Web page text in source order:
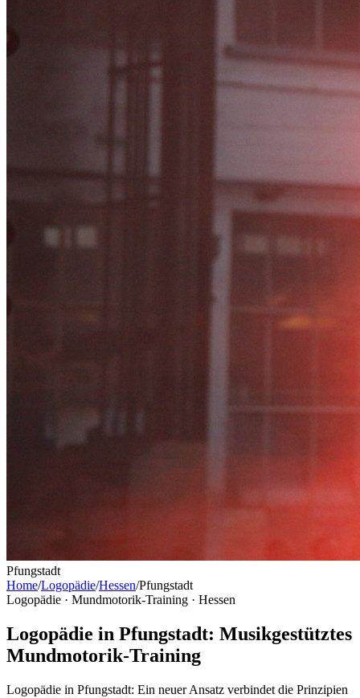
Pfungstadt
Home/Logopädie/Hessen/Pfungstadt
Logopädie · Mundmotorik-Training · Hessen
Logopädie in Pfungstadt: Musikgestütztes
Mundmotorik-Training
Logopädie in Pfungstadt: Ein neuer Ansatz verbindet die Prinzipien